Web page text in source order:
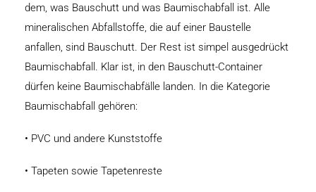
dem, was Bauschutt und was Baumischabfall ist. Alle
mineralischen Abfallstoffe, die auf einer Baustelle
anfallen, sind Bauschutt. Der Rest ist simpel ausgedrückt
Baumischabfall. Klar ist, in den Bauschutt-Container
dürfen keine Baumischabfälle landen. In die Kategorie
Baumischabfall gehören:
• PVC und andere Kunststoffe
• Tapeten sowie Tapetenreste